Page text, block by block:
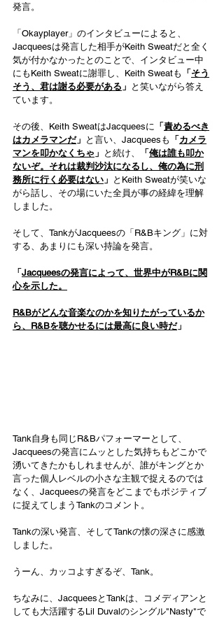
発言。
「Okayplayer」のインタビューによると、
Jacqueesは発言した相手がKeith Sweatだと全く
気が付かなかったとのことで、インタビュー中
にもKeith Sweatに謝罪し、Keith Sweatも 「そう
そう、君は謝る必要がある 」 と笑いながら答え
ています。
その後、Keith SweatはJacqueesに 「責めるべき
はカメラマンだ」 と言い、Jacqueesも 「カメラ
マンを叩かなくちゃ 」 と続け、 「俺は誰も叩か
ないぞ。それは裁判沙汰になるし、俺の為に刑
務所に行く必要はない 」 とKeith Sweatが笑いな
がら話し、その場にいた全員が事の経緯を理解
しました。
そして、TankがJacqueesの「R&Bキング」に対
する、あまりにも深い持論を発言。
「Jacqueesの発言によって、世界中がR&Bに関
心を示した。
R&Bがどんな音楽なのかを知りたがっているか
ら、R&Bを聴かせるには最高に良い時だ」
Tank自身も同じR&Bパフォーマーとして、
Jacqueesの発言にムッとした気持ちもどこかで
湧いてきたかもしれませんが、誰がキングとか
言った個人レベルの小さな主観で捉えるのでは
なく、Jacqueesの発言をどこまでもポジティブ
に捉えてしまうTankのコメント。
Tankの深い発言、そしてTankの懐の深さに感激
しました。
うーん、カッコよすぎるぞ、Tank。
ちなみに、JacqueesとTankは、コメディアンと
しても大活躍するLil Duvalのシングル"Nasty"で